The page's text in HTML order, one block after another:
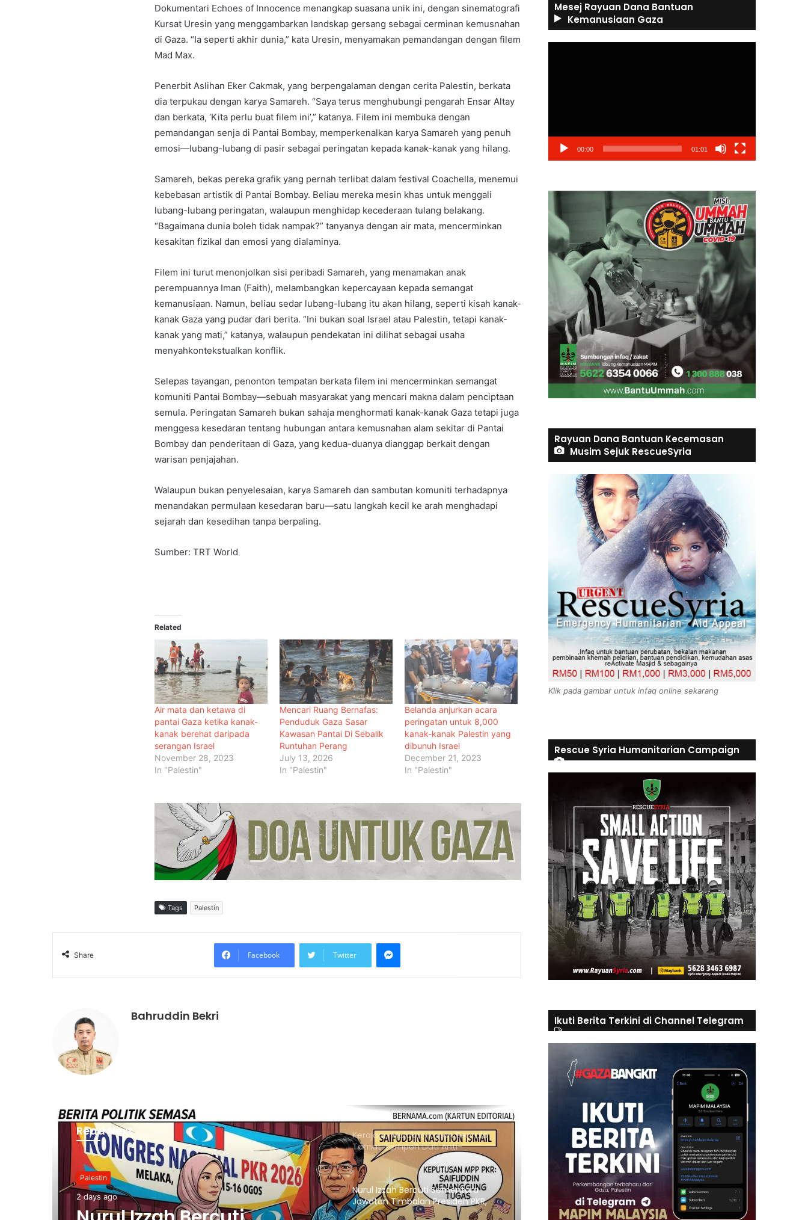
Dokumentari Echoes of Innocence menangkap suasana unik ini, dengan sinematografi
Kursat Uresin yang menggambarkan landskap gersang sebagai cerminan kemusnahan
di Gaza. “Ia seperti akhir dunia,” kata Uresin, menyamakan pemandangan dengan filem
Mad Max.
Penerbit Aslihan Eker Cakmak, yang berpengalaman dengan cerita Palestin, berkata
dia terpukau dengan karya Samareh. “Saya terus menghubungi pengarah Ensar Altay
dan berkata, ‘Kita perlu buat filem ini’,” katanya. Filem ini membuka dengan
pemandangan senja di Pantai Bombay, memperkenalkan karya Samareh yang penuh
emosi—lubang-lubang di pasir sebagai peringatan kepada kanak-kanak yang hilang.
Samareh, bekas pereka grafik yang pernah terlibat dalam festival Coachella, menemui
kebebasan artistik di Pantai Bombay. Beliau mereka mesin khas untuk menggali
lubang-lubang peringatan, walaupun menghidap kecederaan tulang belakang.
“Bagaimana dunia boleh tidak nampak?” tanyanya dengan air mata, mencerminkan
kesakitan fizikal dan emosi yang dialaminya.
Filem ini turut menonjolkan sisi peribadi Samareh, yang menamakan anak
perempuannya Iman (Faith), melambangkan kepercayaan kepada semangat
kemanusiaan. Namun, beliau sedar lubang-lubang itu akan hilang, seperti kisah kanak-
kanak Gaza yang pudar dari berita. “Ini bukan soal Israel atau Palestin, tetapi kanak-
kanak yang mati,” katanya, walaupun pendekatan ini dilihat sebagai usaha
menyahkontekstualkan konflik.
Selepas tayangan, penonton tempatan berkata filem ini mencerminkan semangat
komuniti Pantai Bombay—sebuah masyarakat yang mencari makna dalam penciptaan
semula. Peringatan Samareh bukan sahaja menghormati kanak-kanak Gaza tetapi juga
menggesa kesedaran tentang hubungan antara kemusnahan alam sekitar di Pantai
Bombay dan penderitaan di Gaza, yang kedua-duanya dianggap berkait dengan
warisan penjajahan.
Walaupun bukan penyelesaian, karya Samareh dan sambutan komuniti terhadapnya
menandakan permulaan kesedaran baru—satu langkah kecil ke arah menghadapi
sejarah dan kesedihan tanpa berpaling.
Sumber: TRT World
Related
Air mata dan ketawa di
pantai Gaza ketika kanak-
kanak berehat daripada
serangan Israel
November 28, 2023
In "Palestin"
Mencari Ruang Bernafas:
Penduduk Gaza Sasar
Kawasan Pantai Di Sebalik
Runtuhan Perang
July 13, 2026
In "Palestin"
Belanda anjurkan acara
peringatan untuk 8,000
kanak-kanak Palestin yang
dibunuh Israel
December 21, 2023
In "Palestin"
Tags Palestin
Share Facebook Twitter
Bahruddin Bekri
Read Next
Palestin
2 days ago
Malaysia Dipilih Jadi Tuan Rumah
Kongres Farmasi Dunia 2027
Malaysia-Hungary Perkukuh
Kerjasama Pertanian dan
Keterjaminan Makanan
Itali Bakal Berdepan Gelombang
Kerajaan Mulakan Kajian Semula
Tamat Tempoh Duti Anti-
Lambakan Import Gegelung Keluli
China, Vietnam
Nurul Izzah Bercuti Sementara
Jawatan Timbalan Presiden PKR,
Saifuddin Pemangku Tugas
Mesej Rayuan Dana Bantuan
Kemanusiaan Gaza
00:00 01:01
Rayuan Dana Bantuan Kecemasan
Musim Sejuk RescueSyria
Klik pada gambar untuk infaq online sekarang
Rescue Syria Humanitarian Campaign
Ikuti Berita Terkini di Channel Telegram